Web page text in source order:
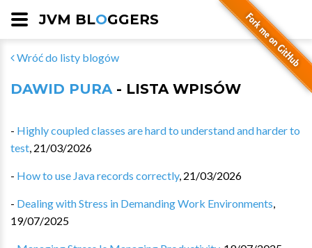
JVM BLOGGERS
Wróć do listy blogów
DAWID PURA- LISTA WPISÓW
- Highly coupled classes are hard to understand and harder to
test, 21/03/2026
- How to use Java records correctly, 21/03/2026
- Dealing with Stress in Demanding Work Environments,
19/07/2025